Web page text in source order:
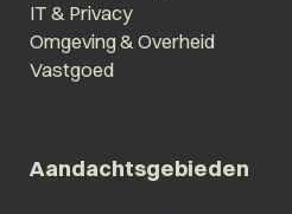
IT & Privacy
Omgeving & Overheid
Vastgoed
Aandachtsgebieden